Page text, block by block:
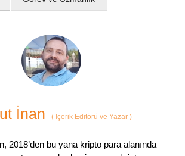
İnan ( İçerik Editörü ve Yazar )
2018’den bu yana kripto para alanında